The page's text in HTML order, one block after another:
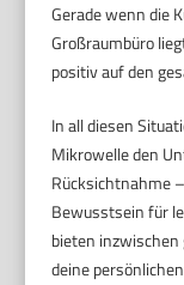
Gerade wenn die
Großraumbüro
positiv auf den
In all diesen
Mikrowelle den
Rücksichtnahme
Bewusstsein für
bieten inzwischen
deine